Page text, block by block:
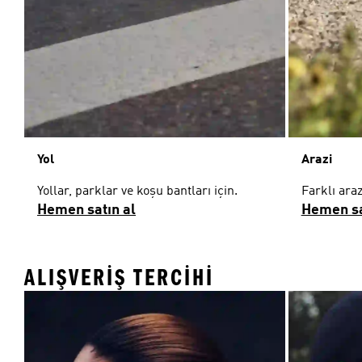
Yol
Yollar, parklar ve koşu bantları için.
Hemen satın al
Arazi
Farklı
Hemen
ALIŞVERIŞ TERCIHI